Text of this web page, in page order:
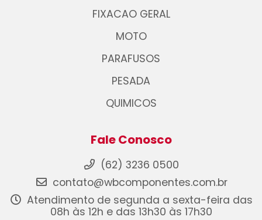
FIXACAO GERAL
MOTO
PARAFUSOS
PESADA
QUIMICOS
Fale Conosco
(62) 3236 0500
contato@wbcomponentes.com.br
Atendimento de segunda a sexta-feira das
08h às 12h e das 13h30 às 17h30